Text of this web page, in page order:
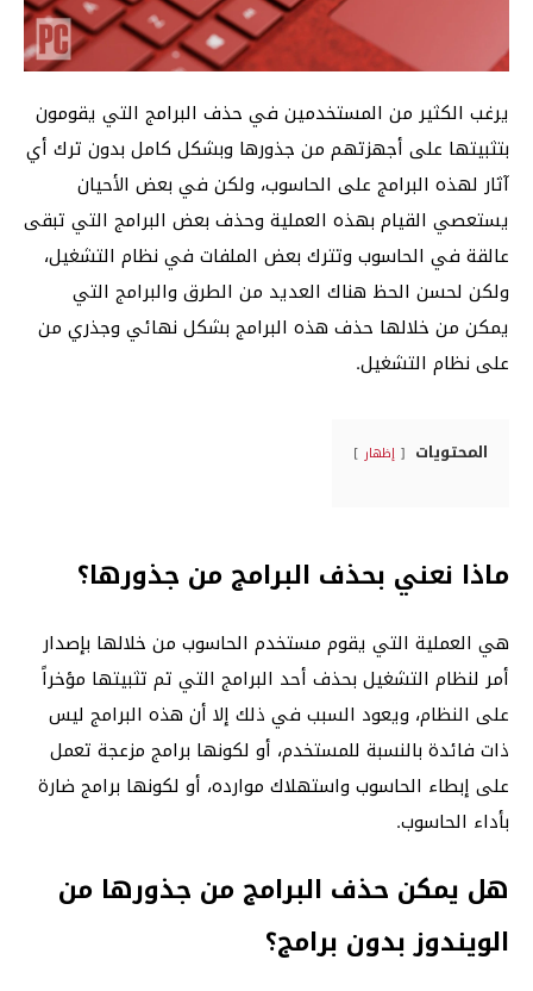
يرغب الكثير من المستخدمين في حذف البرامج التي يقومون
بتثبيتها على أجهزتهم من جذورها وبشكل كامل بدون ترك أي
آثار لهذه البرامج على الحاسوب، ولكن في بعض الأحيان
يستعصي القيام بهذه العملية وحذف بعض البرامج التي تبقى
عالقة في الحاسوب وتترك بعض الملفات في نظام التشغيل،
ولكن لحسن الحظ هناك العديد من الطرق والبرامج التي
يمكن من خلالها حذف هذه البرامج بشكل نهائي وجذري من
على نظام التشغيل.
المحتويات إظهار
ماذا نعني بحذف البرامج من جذورها؟
هي العملية التي يقوم مستخدم الحاسوب من خلالها بإصدار
أمر لنظام التشغيل بحذف أحد البرامج التي تم تثبيتها مؤخراً
على النظام، ويعود السبب في ذلك إلا أن هذه البرامج ليس
ذات فائدة بالنسبة للمستخدم، أو لكونها برامج مزعجة تعمل
على إبطاء الحاسوب واستهلاك موارده، أو لكونها برامج ضارة
بأداء الحاسوب.
هل يمكن حذف البرامج من جذورها من
الويندوز بدون برامج؟